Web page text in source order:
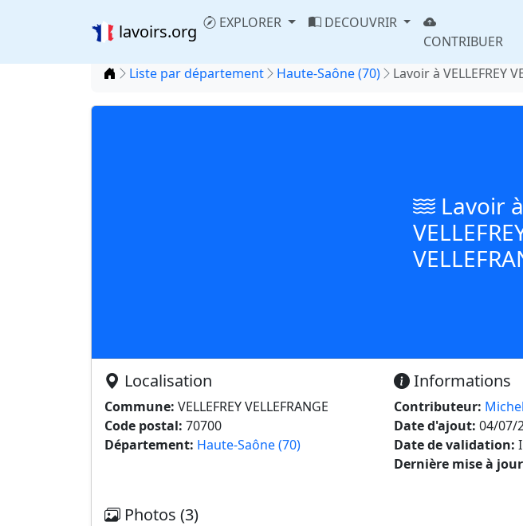
lavoirs.org EXPLORER
DECOUVRIR
CONTRIBUER
Accueil
Liste par département Haute-Saône (70) Lavoir à VELLEFREY
Lavoir à
Localisation
Commune: VELLEFREY VELLEFRANGE
Code postal: 70700
Département: Haute-Saône (70)
Informations
Contributeur:
Date d'ajout: 04/07/
Date de validation:
Dernière mise à
Photos (3)